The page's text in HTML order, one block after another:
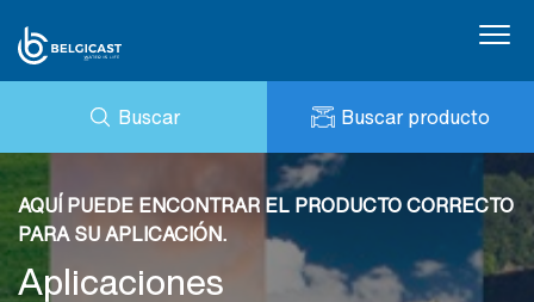
Quienes somos
Productos
Aplicaciones
Buscar Buscar producto
NOTICIAS
DESCARGAS
REFERENCIAS
CONTACTO
CONSULTA
MI BELGICAST
AQUÍ PUEDE ENCONTRAR EL PRODUCTO CORRECTO
PARA SU APLICACIÓN.
Aplicaciones